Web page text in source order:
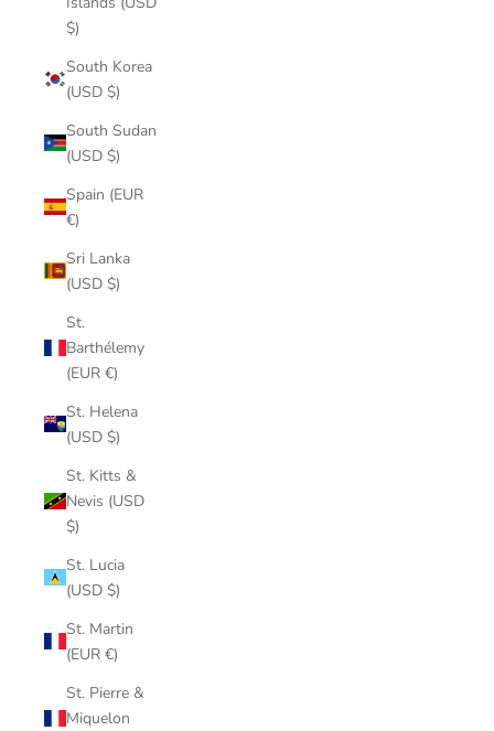
$)
South Korea
(USD $)
South Sudan
(USD $)
Spain (EUR
€)
Sri Lanka
(USD $)
St.
Barthélemy
(EUR €)
St. Helena
(USD $)
St. Kitts &
Nevis (USD
$)
St. Lucia
(USD $)
St. Martin
(EUR €)
St. Pierre &
Miquelon